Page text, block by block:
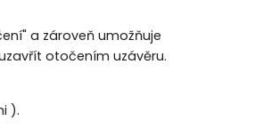
a zároveň umožňuje
otočením uzávěru.
).